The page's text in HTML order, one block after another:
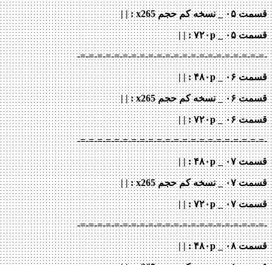
قسمت ۰۵ _ نسخه کم حجم x265 : | |
قسمت ۰۵ _ ۷۲۰p
: | |
-=-=-=-=-=-=-=-=-=-=-=-=-=-=-=-=-=-=-=-=-=-=-
قسمت ۰۶ _ ۴۸۰p : | |
قسمت ۰۶ _ نسخه کم حجم x265 : | |
قسمت ۰۶ _ ۷۲۰p
: | |
-=-=-=-=-=-=-=-=-=-=-=-=-=-=-=-=-=-=-=-=-=-=-
قسمت ۰۷ _ ۴۸۰p : | |
قسمت ۰۷ _ نسخه کم حجم x265 : | |
قسمت ۰۷ _ ۷۲۰p
: | |
-=-=-=-=-=-=-=-=-=-=-=-=-=-=-=-=-=-=-=-=-=-=-
قسمت ۰۸ _ ۴۸۰p : | |